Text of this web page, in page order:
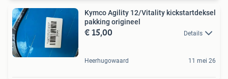
Kymco Agility 12/Vitality kickstartdeksel
pakking origineel
€ 15,00 Details
Heerhugowaard 11 mei 26